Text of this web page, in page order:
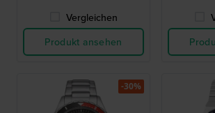
Vergleichen
Produkt ansehen
-30%